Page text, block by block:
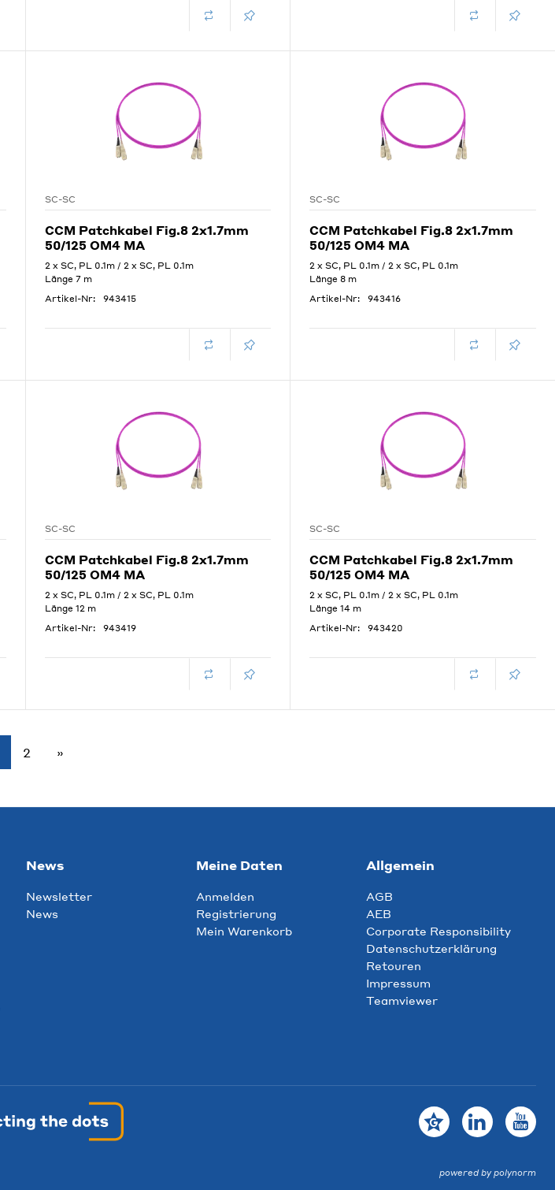
SC-SC
CCM Patchkabel Fig.8 2x1.7mm
50/125 OM4 MA
2 x SC, PL 0.1m / 2 x SC, PL 0.1m
Länge 7 m
Artikel-Nr:
943415
SC-SC
CCM Patchkabel Fig.8 2x1.7mm
50/125 OM4 MA
2 x SC, PL 0.1m / 2 x SC, PL 0.1m
Länge 8 m
Artikel-Nr:
943416
SC-SC
CCM Patchkabel Fig.8 2x1.7mm
50/125 OM4 MA
2 x SC, PL 0.1m / 2 x SC, PL 0.1m
Länge 12 m
Artikel-Nr:
943419
SC-SC
CCM Patchkabel Fig.8 2x1.7mm
50/125 OM4 MA
2 x SC, PL 0.1m / 2 x SC, PL 0.1m
Länge 14 m
Artikel-Nr:
943420
2
News
Newsletter
News
Meine Daten
Anmelden
Registrierung
Mein Warenkorb
Allgemein
AGB
AEB
Corporate Responsibility
Datenschutzerklärung
Retouren
Impressum
Teamviewer
powered by polynorm